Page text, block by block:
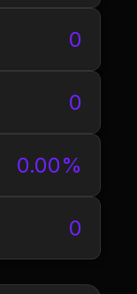
0
0
0.00%
0